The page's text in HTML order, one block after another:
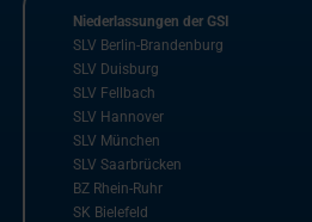
Niederlassungen der GSI
SLV Berlin-Brandenburg
SLV Duisburg
SLV Fellbach
SLV Hannover
SLV München
SLV Saarbrücken
BZ Rhein-Ruhr
SK Bielefeld